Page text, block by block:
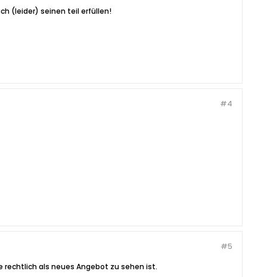
(leider) seinen teil erfüllen!
#4
#5
rechtlich als neues Angebot zu sehen ist.